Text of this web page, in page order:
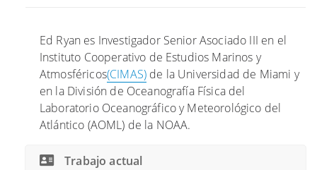
Ed Ryan es Investigador Senior Asociado III en el
Instituto Cooperativo de Estudios Marinos y
Atmosféricos(CIMAS) de la Universidad de Miami y
en la División de Oceanografía Física del
Laboratorio Oceanográfico y Meteorológico del
Atlántico (AOML) de la NOAA.
Trabajo actual